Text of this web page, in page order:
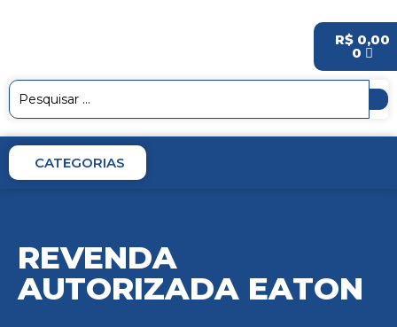
R$0,00
0
CATEGORIAS
REVENDA
AUTORIZADA EATON